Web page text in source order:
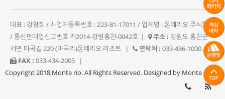
대표 : 강창희 / 사업자등록번호 : 223-81-17011 / 업체명 : 몬테리오 주식회사
/ 통신판매업신고번호 제2014-강원홍천-0042호 | 주소 : 강원도 홍천군
서면 마곡길 220 (마곡리)몬테리오 리조트
| 연락처 : 033-436-1000
|
FAX : 033-434-2005
|
Copyright 2018,Monte rio. All Rights Reserved. Designed by Monte rio.